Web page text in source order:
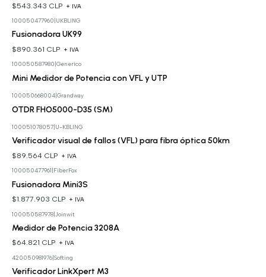
$543.343 CLP + IVA
100050477960 UKBLING
Fusionadora UK99
$890.361 CLP + IVA
100050587980 Generico
Mini Medidor de Potencia con VFL y UTP
100050668004| Grandway
OTDR FHO5000-D35 (SM)
100051078057| U-KBLING
Verificador visual de fallos (VFL) para fibra óptica 50km
$89.564 CLP + IVA
100050477961 FiberFox
Fusionadora Mini3S
$1.877.903 CLP + IVA
100050587978| Joinwit
Medidor de Potencia 3208A
$64.821 CLP + IVA
420050981976| Softing
Verificador LinkXpert M3